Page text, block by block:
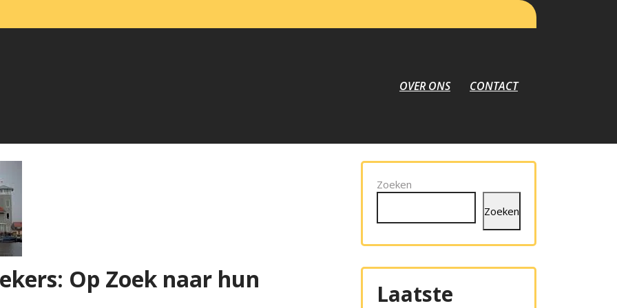
OVER ONS CONTACT
Op Zoek naar hun
Zoeken
Zoeken
Laatste